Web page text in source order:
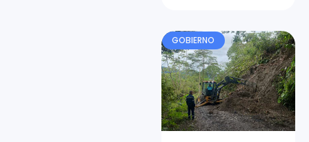
GOBIERNO